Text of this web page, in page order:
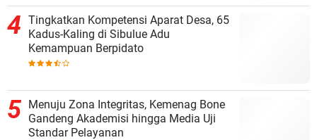
Tingkatkan Kompetensi Aparat Desa, 65
Kadus-Kaling di Sibulue Adu
Kemampuan Berpidato
Menuju Zona Integritas, Kemenag Bone
Gandeng Akademisi hingga Media Uji
Standar Pelayanan